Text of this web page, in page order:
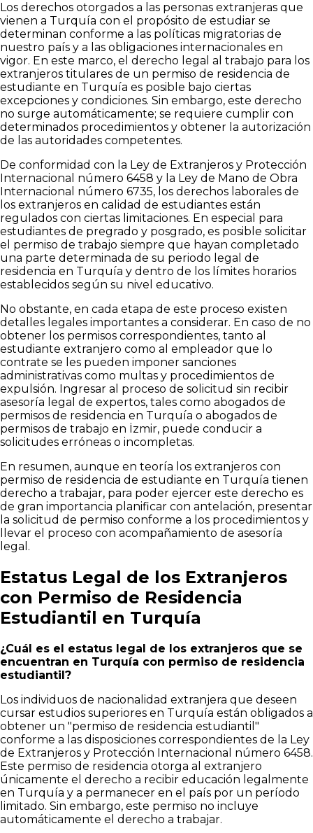
Los derechos otorgados a las personas extranjeras que
vienen a Turquía con el propósito de estudiar se
determinan conforme a las políticas migratorias de
nuestro país y a las obligaciones internacionales en
vigor. En este marco, el derecho legal al trabajo para los
extranjeros titulares de un permiso de residencia de
estudiante en Turquía es posible bajo ciertas
excepciones y condiciones. Sin embargo, este derecho
no surge automáticamente; se requiere cumplir con
determinados procedimientos y obtener la autorización
de las autoridades competentes.
De conformidad con la Ley de Extranjeros y Protección
Internacional número 6458 y la Ley de Mano de Obra
Internacional número 6735, los derechos laborales de
los extranjeros en calidad de estudiantes están
regulados con ciertas limitaciones. En especial para
estudiantes de pregrado y posgrado, es posible solicitar
el permiso de trabajo siempre que hayan completado
una parte determinada de su periodo legal de
residencia en Turquía y dentro de los límites horarios
establecidos según su nivel educativo.
No obstante, en cada etapa de este proceso existen
detalles legales importantes a considerar. En caso de no
obtener los permisos correspondientes, tanto al
estudiante extranjero como al empleador que lo
contrate se les pueden imponer sanciones
administrativas como multas y procedimientos de
expulsión. Ingresar al proceso de solicitud sin recibir
asesoría legal de expertos, tales como abogados de
permisos de residencia en Turquía o abogados de
permisos de trabajo en İzmir, puede conducir a
solicitudes erróneas o incompletas.
En resumen, aunque en teoría los extranjeros con
permiso de residencia de estudiante en Turquía tienen
derecho a trabajar, para poder ejercer este derecho es
de gran importancia planificar con antelación, presentar
la solicitud de permiso conforme a los procedimientos y
llevar el proceso con acompañamiento de asesoría
legal.
Estatus Legal de los Extranjeros
con Permiso de Residencia
Estudiantil en Turquía
¿Cuál es el estatus legal de los extranjeros que se
encuentran en Turquía con permiso de residencia
estudiantil?
Los individuos de nacionalidad extranjera que deseen
cursar estudios superiores en Turquía están obligados a
obtener un "permiso de residencia estudiantil"
conforme a las disposiciones correspondientes de la Ley
de Extranjeros y Protección Internacional número 6458.
Este permiso de residencia otorga al extranjero
únicamente el derecho a recibir educación legalmente
en Turquía y a permanecer en el país por un período
limitado. Sin embargo, este permiso no incluye
automáticamente el derecho a trabajar.